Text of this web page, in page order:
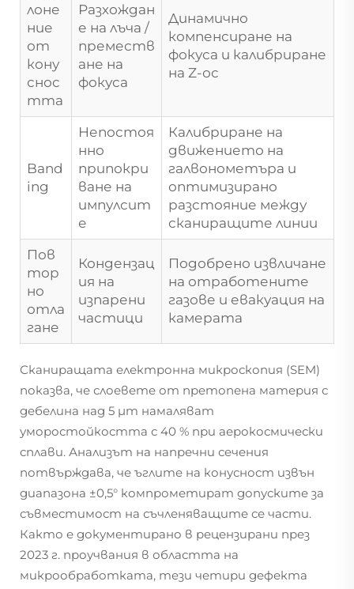
лоне
ние
от
кону
снос
тта
Разхождан
е на лъча /
преместв
ане на
фокуса
Динамично
компенсиране на
фокуса и калибриране
на Z-ос
Band
ing
Непостоя
нно
припокри
ване на
импулсит
е
Калибриране на
движението на
галвонометъра и
оптимизирано
разстояние между
сканиращите линии
Пов
тор
но
отла
гане
Кондензац
ия на
изпарени
частици
Подобрено извличане
на отработените
газове и евакуация на
камерата
Сканиращата електронна микроскопия (SEM)
показва, че слоевете от претопена материя с
дебелина над 5 µm намаляват
уморостойкостта с 40 % при аерокосмически
сплави. Анализът на напречни сечения
потвърждава, че ъглите на конусност извън
диапазона ±0,5° компрометират допуските за
съвместимост на съчленяващите се части.
Както е документирано в рецензирани през
2023 г. проучвания в областта на
микрообработката, тези четири дефекта